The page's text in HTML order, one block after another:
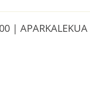
| APARKALEKUA